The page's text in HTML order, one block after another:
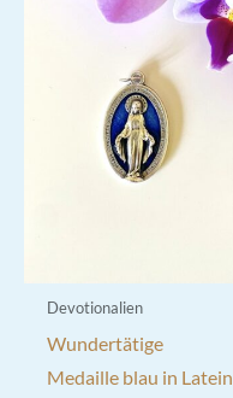
Devotionalien
Wundertätige
Medaille blau in Latein